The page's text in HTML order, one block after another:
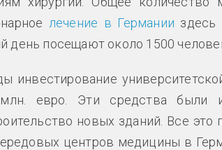
лечение в Германии здесь
день посещают около 1500
инвестирование
евро. Эти средства были
новых зданий. Все
центров медицины в